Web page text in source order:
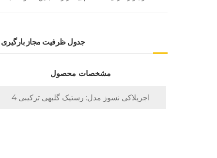
جدول ظرفیت مجاز بارگیری اجر
مشخصات محصول
اجرپلاکی نسوز مدل: رستیک گلبهی ترکیبی 4